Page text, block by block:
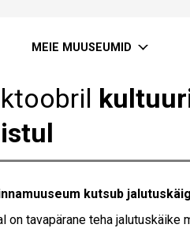
MEIE MUUSEUMID
kutsub
on tavapärane teha